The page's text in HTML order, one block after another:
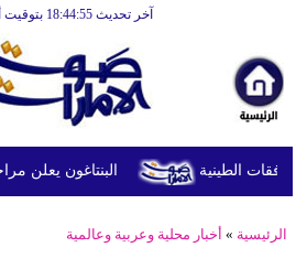
آخر تحديث 18:44:55 بتوقيت أبوظبي
البنتاغون يعلن
الرئيسية » أخبار محلية وعربية وعالمية